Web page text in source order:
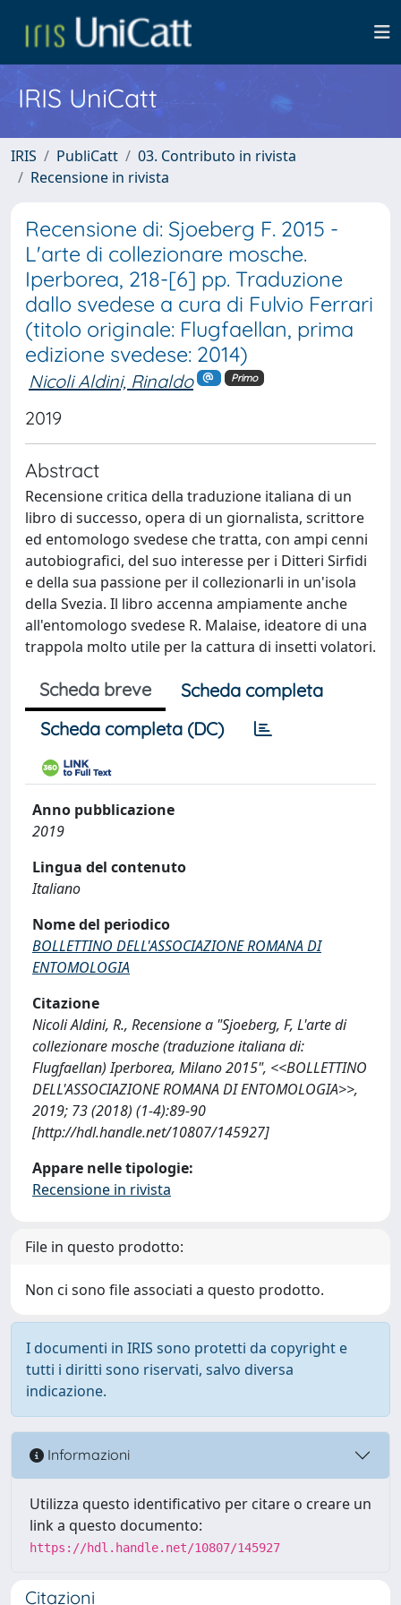
IRIS UniCatt
IRIS PubliCatt
03. Contributo in rivista
Recensione in rivista
Recensione di: Sjoeberg F. 2015 -
L'arte di collezionare mosche.
Iperborea, 218-[6] pp. Traduzione
dallo svedese a cura di Fulvio Ferrari
(titolo originale: Flugfaellan, prima
edizione svedese: 2014)
Nicoli Aldini, Rinaldo Primo
2019
Abstract
Recensione critica della traduzione italiana di un
libro di successo, opera di un giornalista, scrittore
ed entomologo svedese che tratta, con ampi cenni
autobiografici, del suo interesse per i Ditteri Sirfidi
e della sua passione per il collezionarli in un'isola
della Svezia. Il libro accenna ampiamente anche
all'entomologo svedese R. Malaise, ideatore di una
trappola molto utile per la cattura di insetti volatori.
Scheda breve
Scheda completa
Scheda completa (DC)
Anno pubblicazione
2019
Lingua del contenuto
Italiano
Nome del periodico
BOLLETTINO DELL'ASSOCIAZIONE ROMANA DI
ENTOMOLOGIA
Citazione
Nicoli Aldini, R., Recensione a "Sjoeberg, F, L'arte di
collezionare mosche (traduzione italiana di:
Flugfaellan) Iperborea, Milano 2015", <<BOLLETTINO
DELL'ASSOCIAZIONE ROMANA DI ENTOMOLOGIA>>,
2019; 73 (2018) (1-4):89-90
[http://hdl.handle.net/10807/145927]
Appare nelle tipologie:
Recensione in rivista
File in questo prodotto:
Non ci sono file associati a questo prodotto.
I documenti in IRIS sono protetti da copyright e
tutti i diritti sono riservati, salvo diversa
indicazione.
Informazioni
Utilizza questo identificativo per citare o creare un
link a questo documento:
https://hdl.handle.net/10807/145927
Citazioni